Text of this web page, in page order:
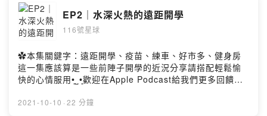
Commons: By Attribution 4.0
Licensehttp://creativecommons.org/licenses/by/4.0/
✿ Firstory留言這邊請：
pp9h?m=commentPowered by Firstory Hosting
EP2｜水深火熱的遠距開學
116號星球
✿本集關鍵字：遠距開學、疫苗、練車、好市多、健身房
這一集應該算是一些前陣子開學的近況分享請搭配輕鬆愉
快的心情服用•͈˽•͈歡迎在Apple Podcast給我們更多回饋和
MacLeod (incompetech.com)Licensed under Creative
2021-10-10 · 22 分鐘